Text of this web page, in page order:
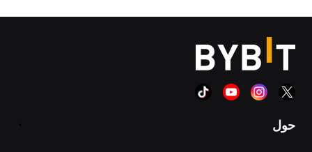
حول